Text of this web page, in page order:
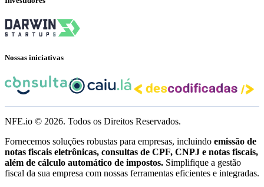
Nossas iniciativas
NFE.io © 2026. Todos os Direitos Reservados.
Fornecemos soluções robustas para empresas, incluindo emissão de
notas fiscais eletrônicas, consultas de CPF, CNPJ e notas fiscais,
além de cálculo automático de impostos. Simplifique a gestão
fiscal da sua empresa com nossas ferramentas eficientes e integradas.